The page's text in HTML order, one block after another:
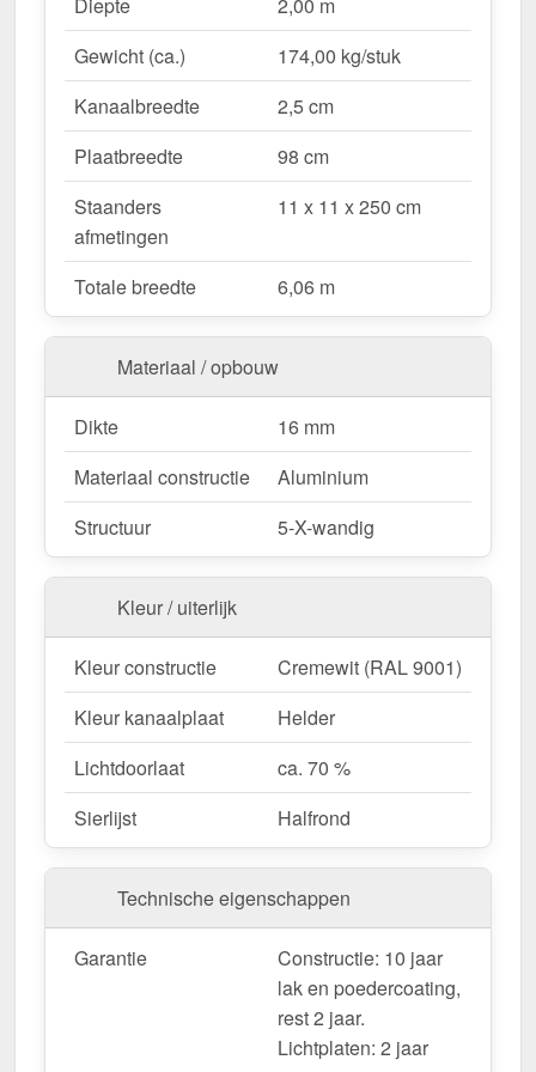
RAL 9001?
Duurzaam & stabiel
– Hoogwaardige Aluminium
constructie voor maximale weersbestendigheid.
Effectieve bescherming tegen weersinvloeden
– Bestendige Polycarbonaat dakbedekking
beschermt tegen regen & UV-straling.
Robuust voor alle weersomstandigheden
Beschikbaar voor sneeuwzone 2 (0,85 kN/m²),
ideaal voor verschillende klimatologische
omstandigheden.
Optimale lichttransmissie– Heldere &
vriendelijke sfeer met ongeveer 70 %
lichttransmissie.
Geïntegreerde dakgoot– Waterafvoer via de
verborgen goot, esthetisch & functioneel.
Ruimtebesparend design– Met slechts 2
berichten blijft uw terras open & ruimtelijk.
Aangepaste look
– Verkrijgbaar met Halfrond
Garantie– 10 jaar voor kwaliteit en veiligheid op
Ideaal voor de volgende toepassingen:
Terrassen & zithoeken– Bescherming tegen
zon en regen voor gezellige buitenruimtes.
Gastronomie & Hotels– Hoogwaardige
dakbedekking voor buiten & klantencomfort.
bescherming voor voertuigen & fietsen.
Pergolen.
Nieuwe gebouwen & renovaties– Flexibele
oplossing voor nieuwe en bestaande gebouwen.
Diepte
2,00 m
Gewicht (ca.)
174,00 kg/stuk
Kanaalbreedte
2,5 cm
Plaatbreedte
98 cm
Staanders
afmetingen
11 x 11 x 250 cm
Totale breedte 6,06 m
Materiaal / opbouw
Dikte
16 mm
Materiaal constructie
Aluminium
Structuur
5-X-wandig
Kleur / uiterlijk
Kleur constructie
Cremewit (RAL 9001)
Kleur kanaalplaat
Helder
Lichtdoorlaat
ca. 70 %
Sierlijst
Halfrond
Technische eigenschappen
Garantie
Constructie: 10 jaar
lak en poedercoating,
rest 2 jaar.
Lichtplaten: 2 jaar